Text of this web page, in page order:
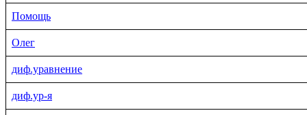
Помощь
Олег
диф.уравнение
диф.ур-я